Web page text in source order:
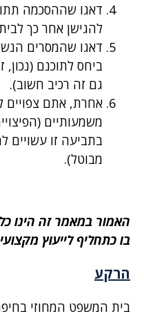
דאגו שההסכמה
להגישן אחר כך
דאגו שהמסרים
ביחס לתוכנם
גם זה רכיב חשוב).
אחרת, אתם צפויים
משמעותיים
בתביעה זו עשויים
מבוטל).
האמור במאמר זה הינו
בו כתחליף לייעוץ
הרקע
בית המשפט המחוזי